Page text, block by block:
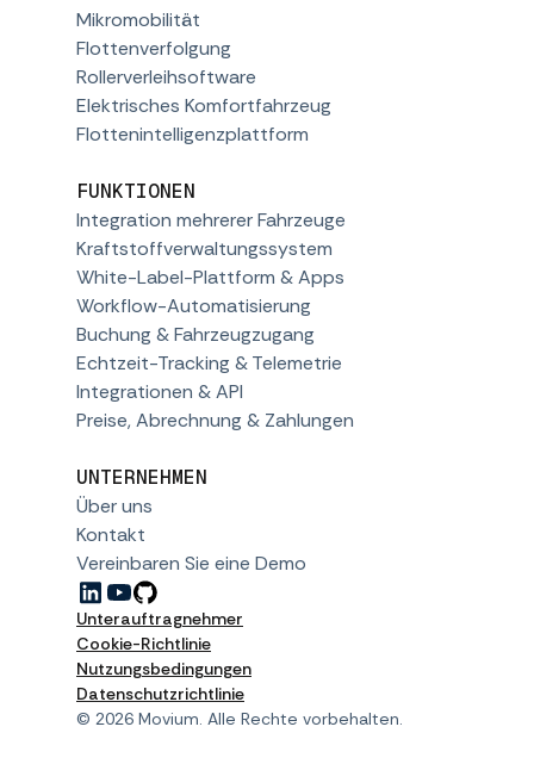
Mikromobilität
Flottenverfolgung
Rollerverleihsoftware
Elektrisches Komfortfahrzeug
Flottenintelligenzplattform
FUNKTIONEN
Integration mehrerer Fahrzeuge
Kraftstoffverwaltungssystem
White-Label-Plattform & Apps
Workflow-Automatisierung
Buchung & Fahrzeugzugang
Echtzeit-Tracking & Telemetrie
Integrationen & API
Preise, Abrechnung & Zahlungen
UNTERNEHMEN
Über uns
Kontakt
Vereinbaren Sie eine Demo
© 2026 Movium. Alle Rechte vorbehalten.
Datenschutzrichtlinie
Nutzungsbedingungen
Cookie-Richtlinie
Unterauftragnehmer